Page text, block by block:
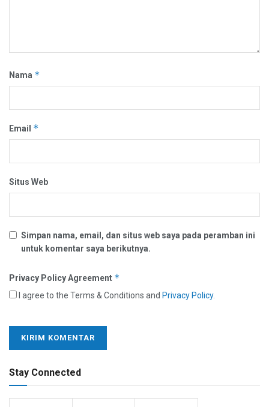
Nama *
Email *
Situs Web
Simpan nama, email, dan situs web saya pada peramban ini
untuk komentar saya berikutnya.
Privacy Policy Agreement *
I agree to the Terms & Conditions and Privacy Policy.
Stay Connected